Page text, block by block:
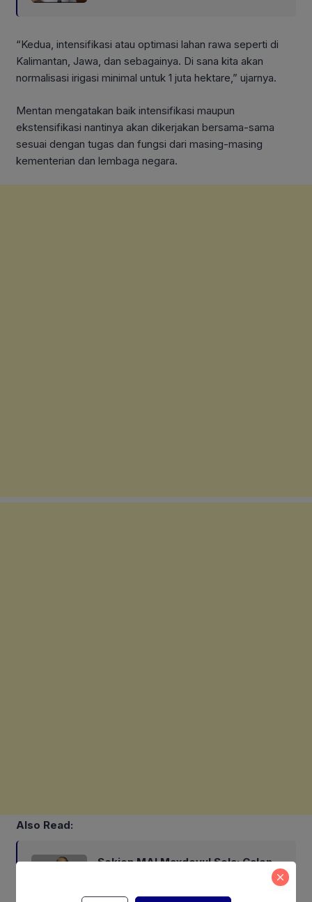
“Kedua, intensifikasi atau optimasi lahan rawa seperti di
Kalimantan, Jawa, dan sebagainya. Di sana kita akan
normalisasi irigasi minimal untuk 1 juta hektare,” ujarnya.
Mentan mengatakan baik intensifikasi maupun
ekstensifikasi nantinya akan dikerjakan bersama-sama
sesuai dengan tugas dan fungsi dari masing-masing
kementerian dan lembaga negara.
Also Read:
Sekjen MAI Maxdeyul Sola: Calon